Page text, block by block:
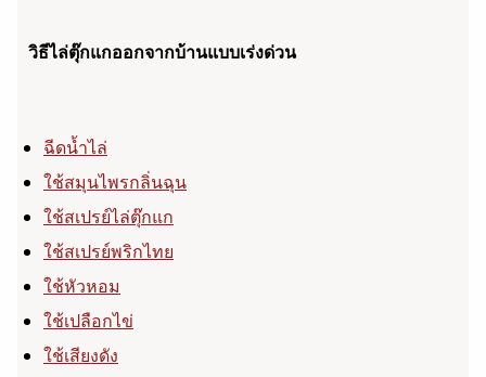
วิธีไล่ตุ๊กแกออกจากบ้านแบบเร่งด่วน
ฉีดน้ำไล่
ใช้สมุนไพรกลิ่นฉุน
ใช้สเปรย์ไล่ตุ๊กแก
ใช้สเปรย์พริกไทย
ใช้หัวหอม
ใช้เปลือกไข่
ใช้เสียงดัง